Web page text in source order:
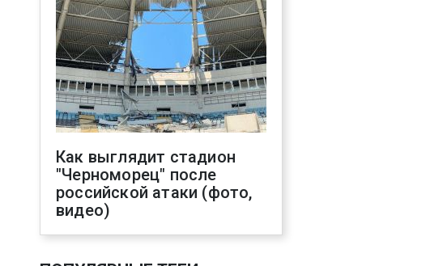
Как выглядит стадион
"Черноморец" после
российской атаки (фото,
видео)